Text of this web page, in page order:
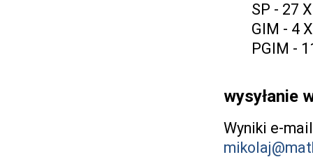
SP - 27
GIM - 4
PGIM -
wysyłanie
Wyniki e-